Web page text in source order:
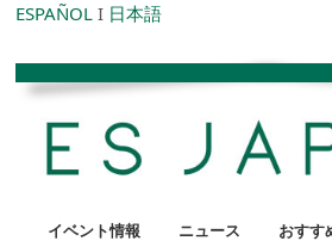
ESPAÑOL I 日本語
イベント情報 ニュース おすす